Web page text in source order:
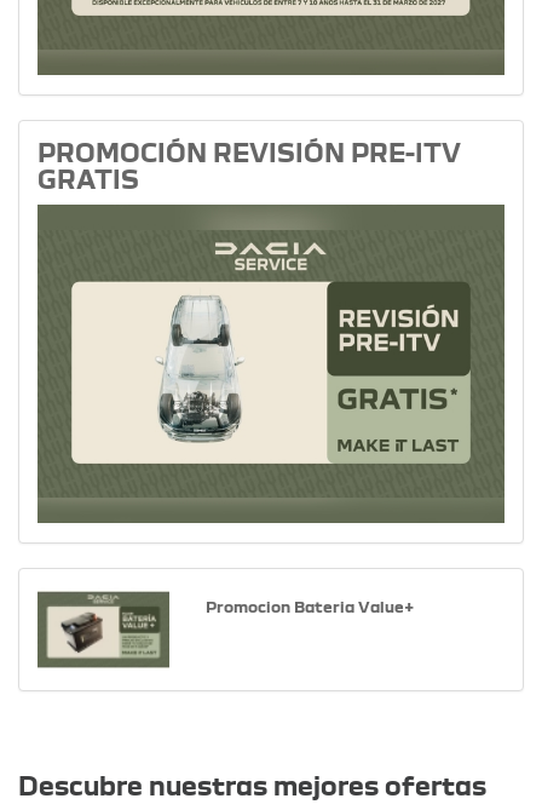
PROMOCIÓN REVISIÓN PRE-ITV
GRATIS
Promocion Bateria Value+
Descubre nuestras mejores ofertas